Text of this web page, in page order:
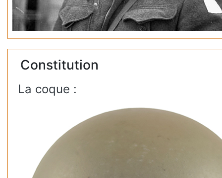
Constitution
La coque :